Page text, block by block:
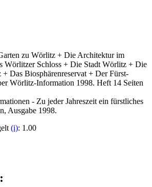
zu Wörlitz + Die Architektur im
Wörlitzer Schloss + Die Stadt Wörlitz + Die
Das Biosphärenreservat + Der Fürst-
Wörlitz-Information 1998. Heft 14 Seiten
- Zu jeder Jahreszeit ein fürstliches
Ausgabe 1998.
(i): 1.00